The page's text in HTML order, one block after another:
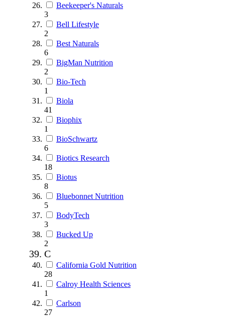
Beekeeper's Naturals
3
Bell Lifestyle
2
Best Naturals
6
BigMan Nutrition
2
Bio-Tech
1
Biola
41
Biophix
1
BioSchwartz
6
Biotics Research
18
Biotus
8
Bluebonnet Nutrition
5
BodyTech
3
Bucked Up
2
C
California Gold Nutrition
28
Calroy Health Sciences
1
Carlson
27